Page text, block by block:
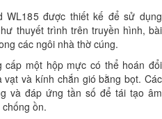
WL185 được thiết kế để sử dụng
thuyết trình trên truyền hình, bài
các ngôi nhà thờ cúng.
cấp một hộp mực có thể hoán đổi
và kính chắn gió bằng bọt. Các
và đáp ứng tần số để tái tạo âm
ồn.